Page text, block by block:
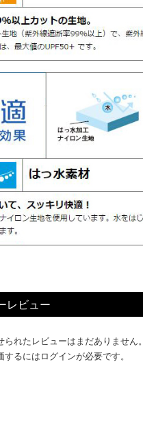
レビュー
られたレビューはまだありません。
するにはログインが必要です。